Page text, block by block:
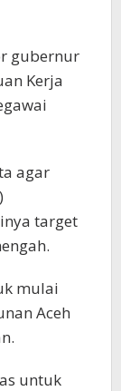
gubernur
Kerja
agar
target
mulai
Aceh
untuk